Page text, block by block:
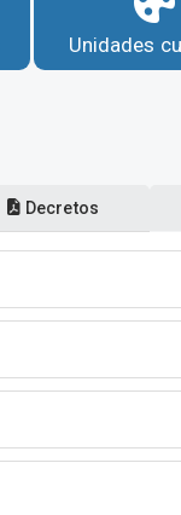
Unidades
Decretos